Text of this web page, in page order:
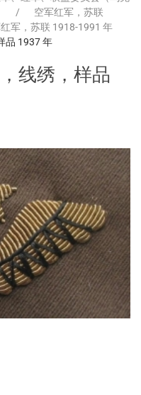
空军红军，苏联
军，苏联 1918-1991 年
品 1937 年
线绣，样品